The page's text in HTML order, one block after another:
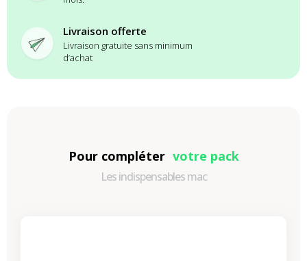
Livraison offerte
Livraison gratuite sans minimum
d’achat
Pour compléter votre pack
Les indispensables mac